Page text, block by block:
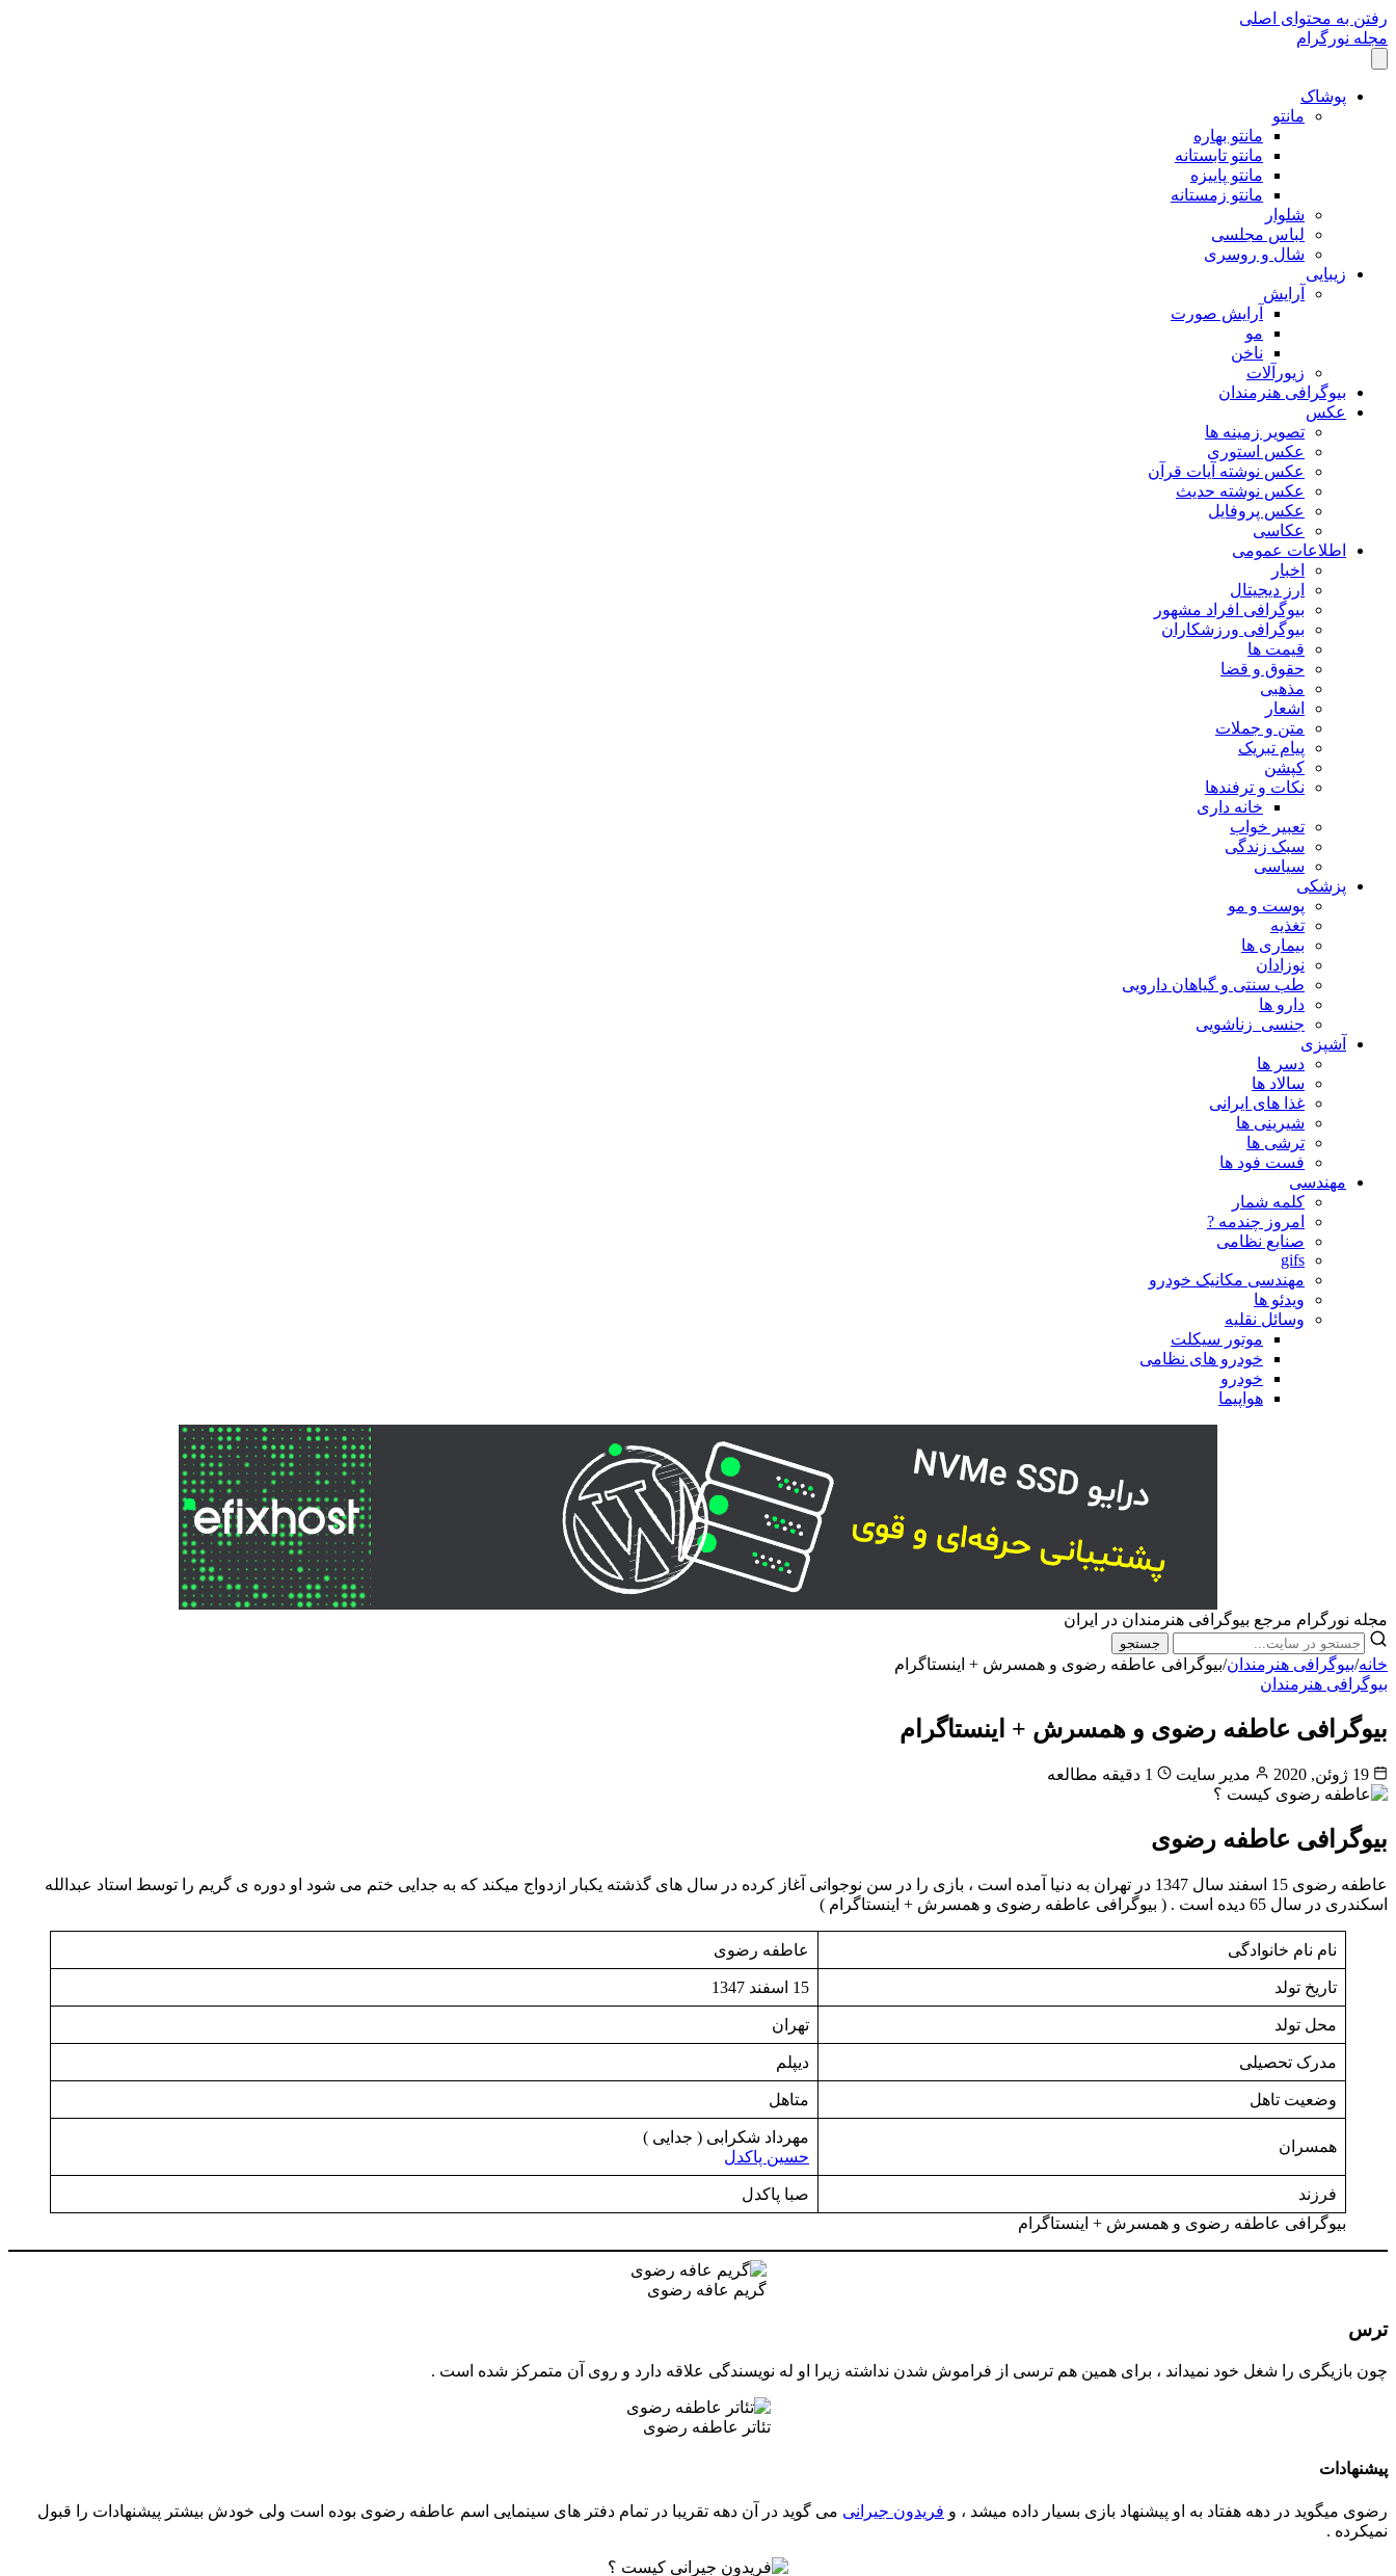
رفتن به محتوای اصلی
مجله نورگرام
پوشاک
مانتو
مانتو بهاره
مانتو تابستانه
مانتو پاییزه
مانتو زمستانه
شلوار
لباس مجلسی
شال و روسری
زیبایی
آرایش
آرایش صورت
مو
ناخن
زیورآلات
بیوگرافی هنرمندان
عکس
تصویر زمینه ها
عکس استوری
عکس نوشته آیات قرآن
عکس نوشته حدیث
عکس پروفایل
عکاسی
اطلاعات عمومی
اخبار
ارز دیجیتال
بیوگرافی افراد مشهور
بیوگرافی ورزشکاران
قیمت ها
حقوق و قضا
مذهبی
اشعار
متن و جملات
پیام تبریک
کپشن
نکات و ترفندها
خانه داری
تعبیر خواب
سبک زندگی
سیاسی
پزشکی
پوست و مو
تغذیه
بیماری ها
نوزادان
طب سنتی و گیاهان دارویی
دارو ها
جنسی_زناشویی
آشپزی
دسر ها
سالاد ها
غذا های ایرانی
شیرینی ها
ترشی ها
فست فود ها
مهندسی
کلمه شمار
امروز چندمه ?
صنایع نظامی
gifs
مهندسی مکانیک خودرو
ویدئو ها
وسائل نقلیه
موتور سیکلت
خودرو های نظامی
خودرو
هواپیما
مجله نورگرام مرجع بیوگرافی هنرمندان در ایران
جستجو
خانه/بیوگرافی هنرمندان/بیوگرافی عاطفه رضوی و همسرش + اینستاگرام
بیوگرافی هنرمندان
بیوگرافی عاطفه رضوی و همسرش + اینستاگرام
مدیر سایت
بیوگرافی عاطفه رضوی
عاطفه رضوی 15 اسفند سال 1347 در تهران به دنیا آمده است ، بازی را در سن نوجوانی آغاز کرده در سال های گذشته یکبار ازدواج میکند که به جدایی ختم می شود او دوره ی گریم را توسط استاد عبدالله
اسکندری در سال 65 دیده است . ( بیوگرافی عاطفه رضوی و همسرش + اینستاگرام )
نام نام خانوادگی عاطفه رضوی
تاریخ تولد 15 اسفند 1347
محل تولد تهران
مدرک تحصیلی دیپلم
وضعیت تاهل متاهل
همسران
مهرداد شکرابی ( جدایی )
حسین پاکدل
فرزند
صبا پاکدل
بیوگرافی عاطفه رضوی و همسرش + اینستاگرام
گریم عافه رضوی
ترس
چون بازیگری را شغل خود نمیداند ، برای همین هم ترسی از فراموش شدن نداشته زیرا او له نویسندگی علاقه دارد و روی آن متمرکز شده است .
تئاتر عاطفه رضوی
پیشنهادات
رضوی میگوید در دهه هفتاد به او پیشنهاد بازی بسیار داده میشد ، و فریدون جیرانی می گوید در آن دهه تقریبا در تمام دفتر های سینمایی اسم عاطفه رضوی بوده است ولی خودش بیشتر پیشنهادات را قبول
نمیکرده .